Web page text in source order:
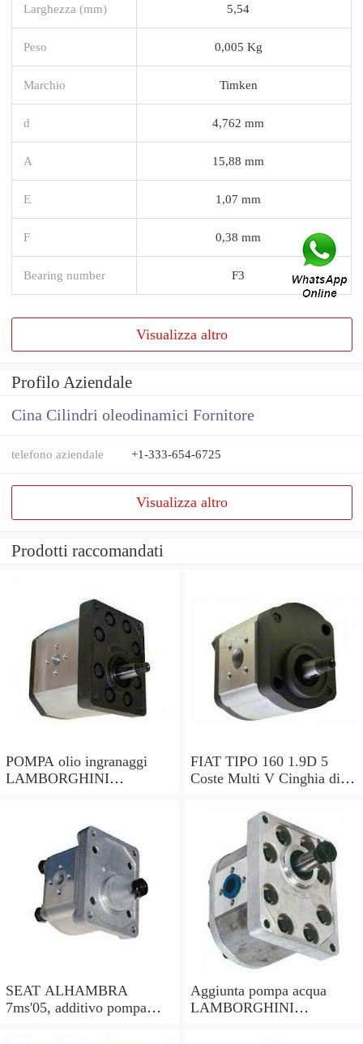
Larghezza (mm) 5,54
Peso 0,005 Kg
Marchio Timken
d 4,762 mm
A 15,88 mm
E 1,07 mm
F 0,38 mm
Bearing number F3
Visualizza altro
Profilo Aziendale
Cina Cilindri oleodinamici Fornitore
telefono aziendale +1-333-654-6725
Visualizza altro
Prodotti raccomandati
POMPA olio ingranaggi
LAMBORGHINI
FIAT TIPO 160 1.9D 5
Coste Multi V Cinghia di
PORTE 60808793
71719407 NUOVI
SEAT ALHAMBRA
7ms'05, additivo pompa
Aggiunta pompa acqua
LAMBORGHINI